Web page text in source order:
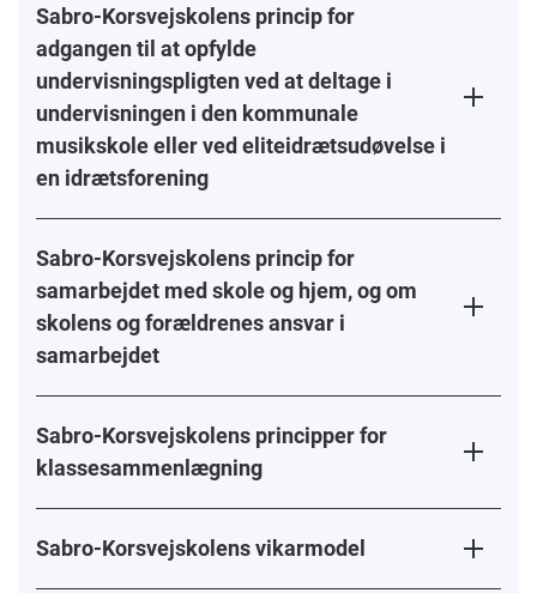
Sabro-Korsvejskolens princip for
adgangen til at opfylde
undervisningspligten ved at deltage i
undervisningen i den kommunale
musikskole eller ved eliteidrætsudøvelse i
en idrætsforening
Sabro-Korsvejskolens princip for
samarbejdet med skole og hjem, og om
skolens og forældrenes ansvar i
samarbejdet
Sabro-Korsvejskolens principper for
klassesammenlægning
Sabro-Korsvejskolens vikarmodel